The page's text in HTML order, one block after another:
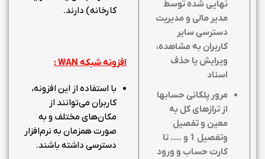
نهایی شده توسط
مدیر مالی و مدیریت
دسترسی سایر
کاربران به مشاهده،
ویرایش یا حذف
اسناد
مرور پلکانی حسابها
از ترازهای کل به
معین و تفصیل
وتفصیل 1 و …. تا
کارت حساب و ورود
کارخانه) دارند.
افزونه شبکهWAN
:
با استفاده از این افزونه،
کاربران می‌توانند از
مکان‌های مختلف و به
صورت همزمان به نرم‌افزار
دسترسی داشته باشند.